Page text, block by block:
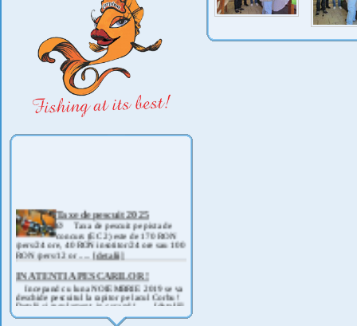
Taxe de pescuit 2025
Ø Taxa de pescuit pe pista de
concurs (EC 2) este de 170 RON
/pers/24 ore, 40 RON insotitor/24 ore sau 100
RON /pers/12 or .....[detalii]
IN ATENTIA PESCARILOR !
Incepand cu luna NOIEMBRIE 2019 se va
deschide pescuitul la rapitor pe lacul Corbu !
Detalii si regulament, in curand ! .....[detalii]
ANUNT IMPORTANT